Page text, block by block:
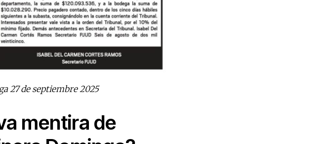
27 de septiembre 2025
mentira de